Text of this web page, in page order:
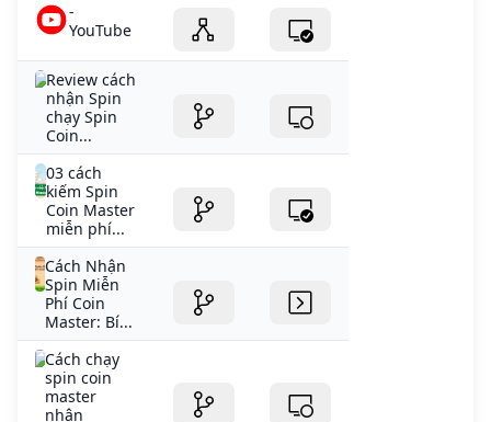
-
YouTube
Review cách
nhận Spin
chạy Spin
Coin...
03 cách
kiếm Spin
Coin Master
miễn phí...
Cách Nhận
Spin Miễn
Phí Coin
Master: Bí...
Cách chạy
spin coin
master
nhận